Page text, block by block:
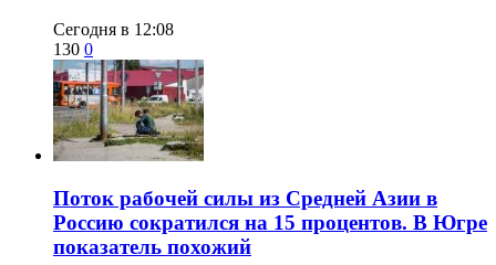
Сегодня в 12:08
130 0
Поток рабочей силы из Средней Азии в
Россию сократился на 15 процентов. В Югре
показатель похожий